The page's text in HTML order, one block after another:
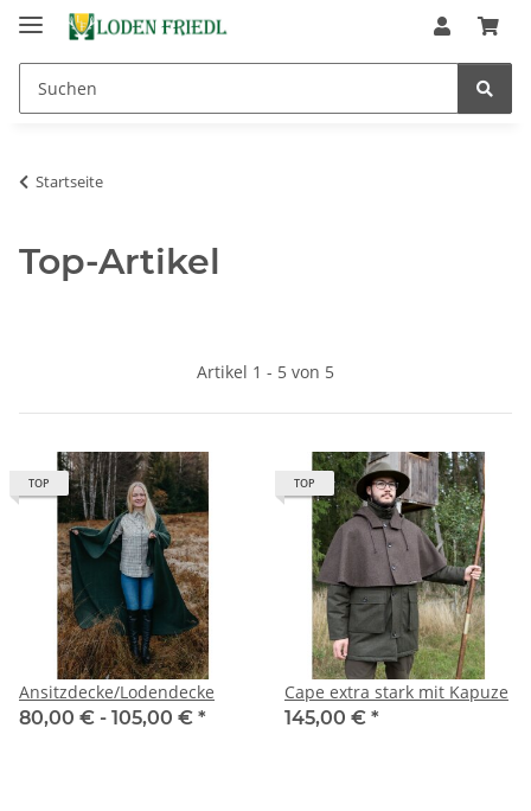
Startseite
Top-Artikel
Artikel 1 - 5 von 5
TOP
Ansitzdecke/Lodendecke
80,00 € - 105,00 € *
TOP
Cape extra stark mit Kapuze
145,00 € *